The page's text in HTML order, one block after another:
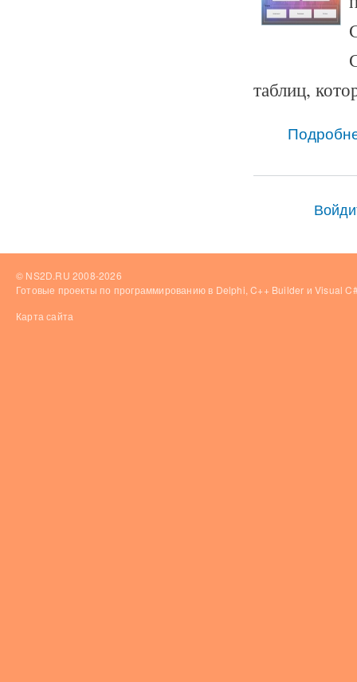
таблиц,
© NS2D.RU 2008-2026
Готовые проекты по программированию в Delphi, C++ Builder и Visual
Карта сайта